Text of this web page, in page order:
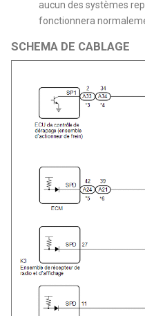
aucun des systèmes
fonctionnera
SCHEMA DE CABLAGE